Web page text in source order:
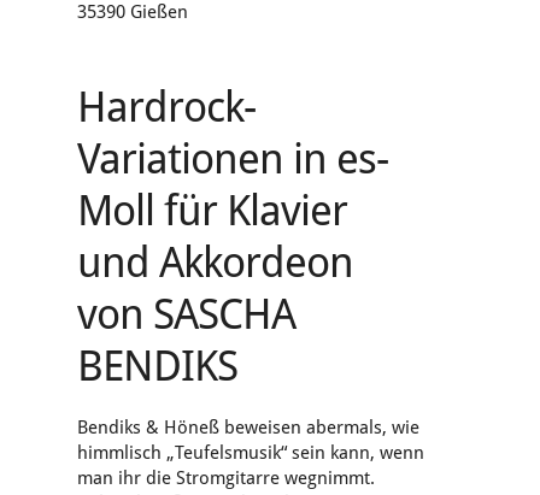
35390 Gießen
Hardrock-
Variationen in es-
Moll für Klavier
und Akkordeon
von SASCHA
BENDIKS
Bendiks & Höneß beweisen abermals, wie
himmlisch „Teufelsmusik“ sein kann, wenn
man ihr die Stromgitarre wegnimmt.